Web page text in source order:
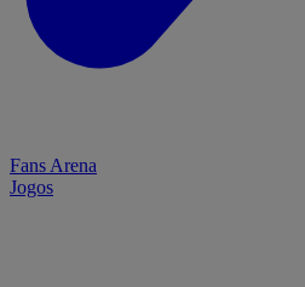
Fans Arena
Jogos